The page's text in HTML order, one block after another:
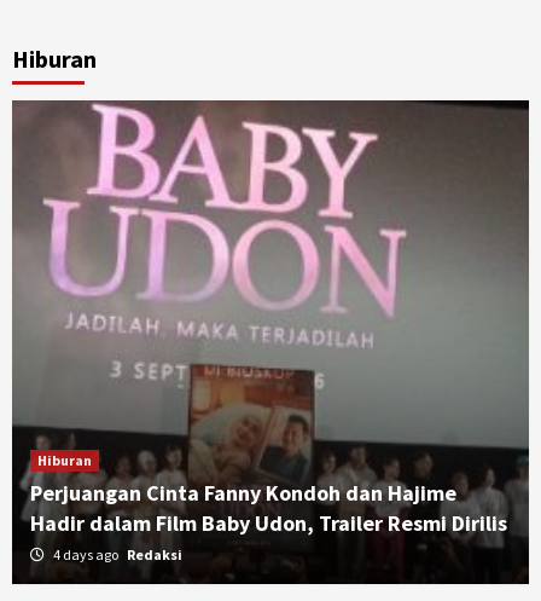
Hiburan
Hiburan
Perjuangan Cinta Fanny Kondoh dan Hajime
Hadir dalam Film Baby Udon, Trailer Resmi Dirilis
4 days ago Redaksi